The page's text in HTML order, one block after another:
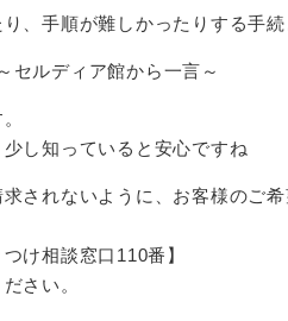
、手順が難しかったりする手
～セルディア館から一言～
し知っていると安心ですね
されないように、お客様のご
け相談窓口110番】
さい。